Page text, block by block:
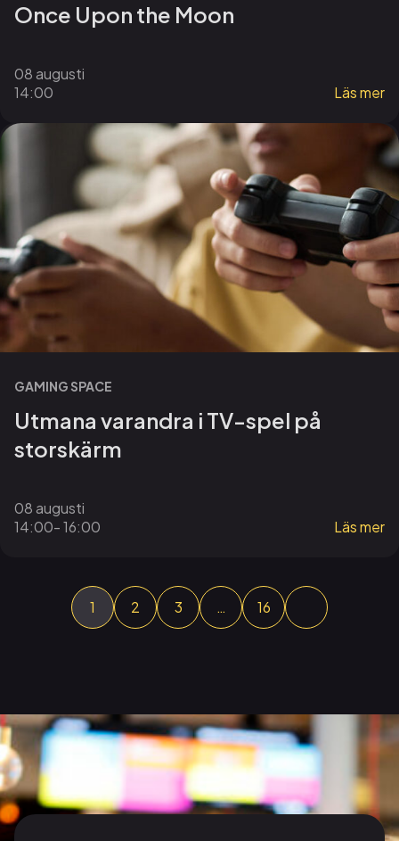
Once Upon the Moon
08 augusti
14:00
Läs mer
GAMING SPACE
Utmana varandra i TV-spel på
storskärm
08 augusti
14:00- 16:00 Läs mer
1 2 3 … 16